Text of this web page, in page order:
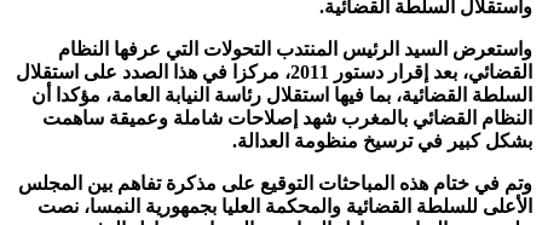
واستقلال السلطة القضائية.
واستعرض السيد الرئيس المنتدب التحولات التي عرفها النظام
القضائي، بعد إقرار دستور 2011، مركزا في هذا الصدد على استقلال
السلطة القضائية، بما فيها استقلال رئاسة النيابة العامة، مؤكدا أن
النظام القضائي بالمغرب شهد إصلاحات شاملة وعميقة ساهمت
بشكل كبير في ترسيخ منظومة العدالة.
وتم في ختام هذه المباحثات التوقيع على مذكرة تفاهم بين المجلس
الأعلى للسلطة القضائية والمحكمة العليا بجمهورية النمسا، نصت